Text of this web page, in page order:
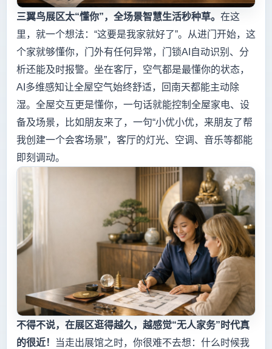
三翼鸟展区太“懂你”，全场景智慧生活秒种草。 在这
里，就一个想法：“这要是我家就好了”。从进门开始，这
个家就够懂你，门外有任何异常，门锁AI自动识别、分
析还能及时报警。坐在客厅，空气都是最懂你的状态，
AI多维感知让全屋空气始终舒适，回南天都能主动除
湿。全屋交互更是懂你，一句话就能控制全屋家电、设
备及场景，比如朋友来了，一句“小优小优，来朋友了帮
我创建一个会客场景”，客厅的灯光、空调、音乐等都能
即刻调动。
不得不说，在展区逛得越久，越感觉“无人家务”时代真
的很近！
当走出展馆之时，你很难不去想：什么时候我